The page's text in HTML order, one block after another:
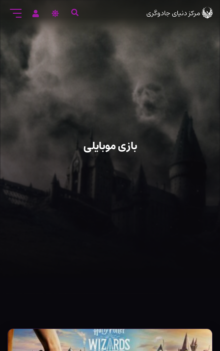
ورود
اصلی
مرکز دنیای جادوگری
بازی موبایلی